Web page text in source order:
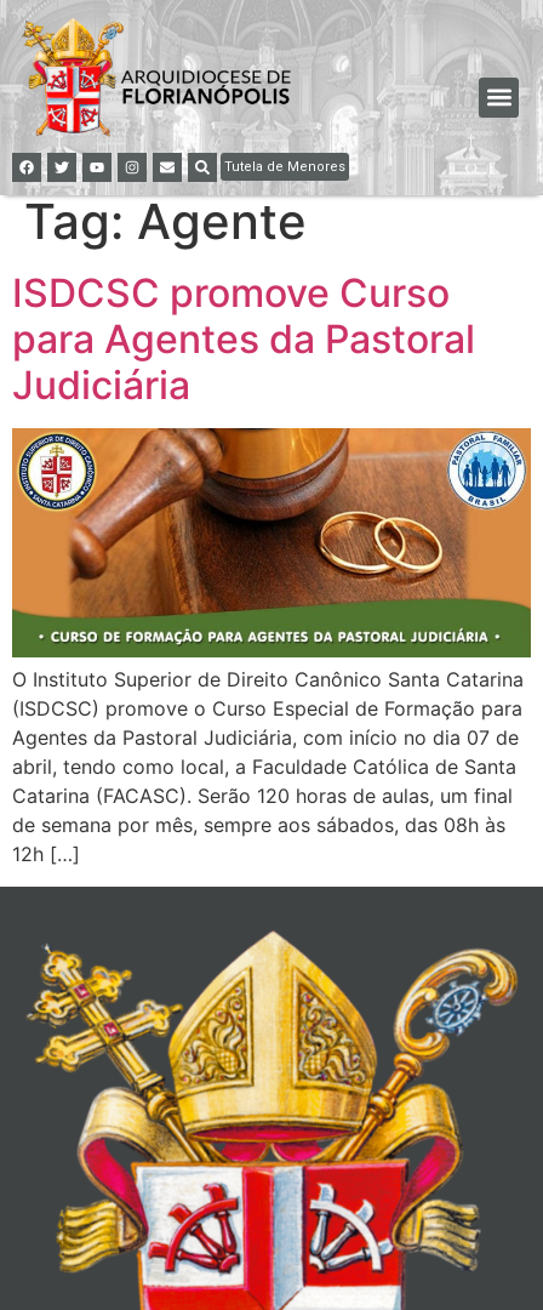
Tutela de Menores
Tag: Agente
ISDCSC promove Curso
para Agentes da Pastoral
Judiciária
O Instituto Superior de Direito Canônico Santa Catarina
(ISDCSC) promove o Curso Especial de Formação para
Agentes da Pastoral Judiciária, com início no dia 07 de
abril, tendo como local, a Faculdade Católica de Santa
Catarina (FACASC). Serão 120 horas de aulas, um final
de semana por mês, sempre aos sábados, das 08h às
12h […]